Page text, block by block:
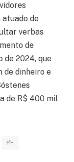
de
verbas
de
de 2024, que
de dinheiro e
de R$ 400 mil
PF